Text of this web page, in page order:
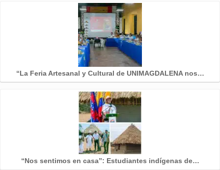
“La Feria Artesanal y Cultural de UNIMAGDALENA nos…
“Nos sentimos en casa”: Estudiantes indígenas de…